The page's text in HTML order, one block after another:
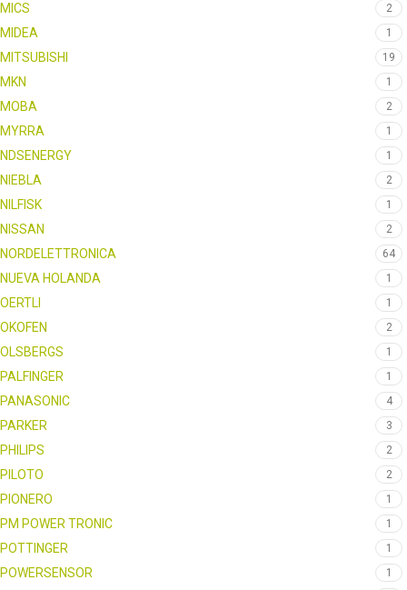
MICS 2
MIDEA 1
MITSUBISHI 19
MKN 1
MOBA 2
MYRRA 1
NDSENERGY 1
NIEBLA 2
NILFISK 1
NISSAN 2
NORDELETTRONICA 64
NUEVA HOLANDA 1
OERTLI 1
OKOFEN 2
OLSBERGS 1
PALFINGER 1
PANASONIC 4
PARKER 3
PHILIPS 2
PILOTO 2
PIONERO 1
PM POWER TRONIC 1
POTTINGER 1
POWERSENSOR 1